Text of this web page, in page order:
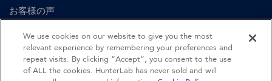
お客様の声
ユーザーマニュアル
©2026Hunter Associates Laboratory, Inc.
We use cookies on our website to give you the most
relevant experience by remembering your preferences and
repeat visits. By clicking “Accept”, you consent to the use
of ALL the cookies. HunterLab has never sold and will